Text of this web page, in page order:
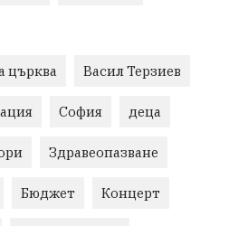
църква Васил Терзиев
София деца
Здравеопазване
Бюджет Концерт